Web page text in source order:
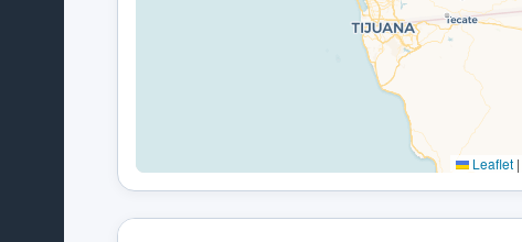
Leaflet |